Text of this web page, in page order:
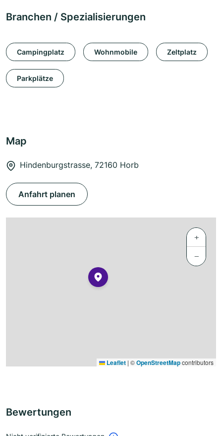
Branchen / Spezialisierungen
Campingplatz Wohnmobile Zeltplatz
Parkplätze
Map
Hindenburgstrasse, 72160 Horb
Anfahrt planen
+
−
Leaflet | ©OpenStreetMapcontributors
Bewertungen